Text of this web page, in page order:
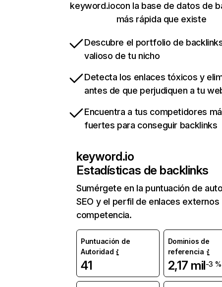
keyword.iocon la base de datos de
más rápida que existe
Descubre el portfolio de
valioso de tu nicho
Detecta los enlaces tóxicos y
antes de que perjudiquen a tu
Encuentra a tus competidores
fuertes para conseguir backlinks
keyword.io
Estadísticas de backlinks
Sumérgete en la puntuación de
SEO y el perfil de enlaces externos
competencia.
Puntuación de
Autoridad
41
Dominios de
referencia
2,17 mil-3 %